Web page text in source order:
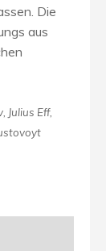
Die
aus
Julius Eff,